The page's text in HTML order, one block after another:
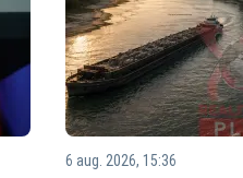
6 aug. 2026, 15:36